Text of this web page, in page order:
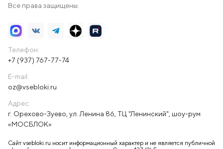
Все права защищены.
Телефон:
+7 (937) 767-77-74
E-mail:
oz@vsebloki.ru
Адрес:
г. Орехово-Зуево, ул. Ленина 86, ТЦ "Ленинский", шоу-рум
«МОСБЛОК»
Сайт vsebloki.ru носит информационный характер и не является публичной